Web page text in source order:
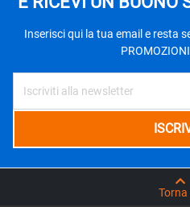
Inserisci qui la tua email e resta
Torna